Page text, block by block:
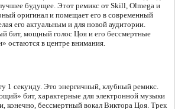
будущее. Этот ремикс от Skill, Olmega и
оригинал и помещает его в современный
его актуальным и для новой аудитории.
бит, мощный голос Цоя и его бессмертные
остаются в центре внимания.
1 секунду. Это энергичный, клубный ремикс.
бит, характерные для электронной музыки
конечно, бессмертный вокал Виктора Цоя. Трек